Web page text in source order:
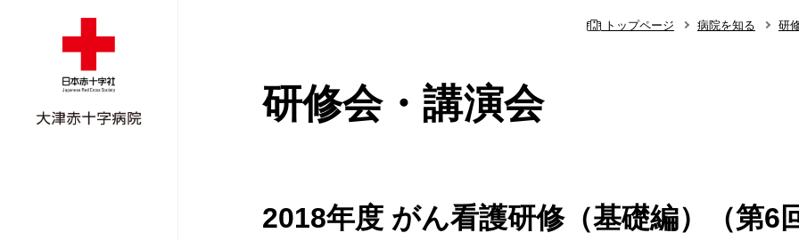
トップページ 病院を知る 研
研修会・講演会
2018年度 がん看護研修（基礎編）（第6